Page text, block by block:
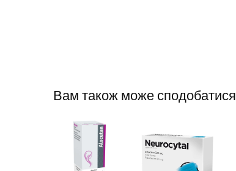
Вам також може сподобатися